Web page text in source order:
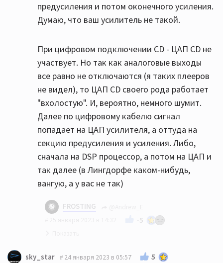
предусиления и потом оконечного усиления.
Думаю, что ваш усилитель не такой.
При цифровом подключении CD - ЦАП CD не
участвует. Но так как аналоговые выходы
все равно не отключаются (я таких плееров
не видел), то ЦАП CD своего рода работает
"вхолостую". И, вероятно, немного шумит.
Далее по цифровому кабелю сигнал
попадает на ЦАП усилителя, а оттуда на
секцию предусиления и усиления. Либо,
сначала на DSP процессор, а потом на ЦАП и
так далее (в Лингдорфе каком-нибудь,
вангую, а у вас не так)
FROSTING
-5
Предельно понятно! Отлично 👍🏻
sky_star 24 января 2023 в 05:57 5